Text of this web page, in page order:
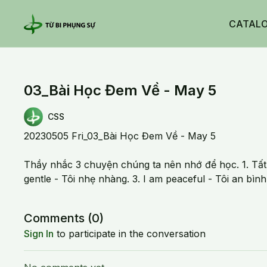
03_Bài Học Đem Về - May 5
CSS
20230505 Fri_03_Bài Học Đem Về - May 5
Thầy nhắc 3 chuyện chúng ta nên nhớ để học. 1.
gentle - Tôi nhẹ nhàng. 3. I am peaceful - Tôi an bình
Comments (0)
Sign In to participate in the conversation